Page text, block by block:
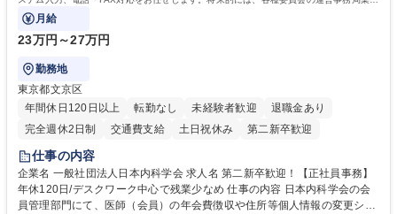
などにも幅広く携わっていただきます。
月給
23万円～27万円
勤務地
東京都文京区
年間休日120日以上
転勤なし 未経験者歓迎
退職金あり
完全週休2日制
交通費支給 土日祝休み 第二新卒歓迎
仕事の内容
企業名 一般社団法人日本内科学会 求人名 第二新卒歓迎！【正社員事務】
年休120日/デスクワーク中心で残業少なめ 仕事の内容 日本内科学会の会
員管理部門にて、医師（会員）の年会費徴収や住所等個人情報の変更シス